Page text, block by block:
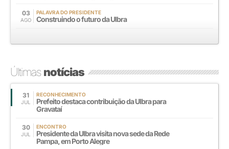
03
AGO
PALAVRA DO PRESIDENTE
Construindo o futuro da Ulbra
Últimasnotícias
31
JUL
RECONHECIMENTO
Prefeito destaca contribuição da Ulbra para
Gravataí
30
JUL
ENCONTRO
Presidente da Ulbra visita nova sede da Rede
Pampa, em Porto Alegre